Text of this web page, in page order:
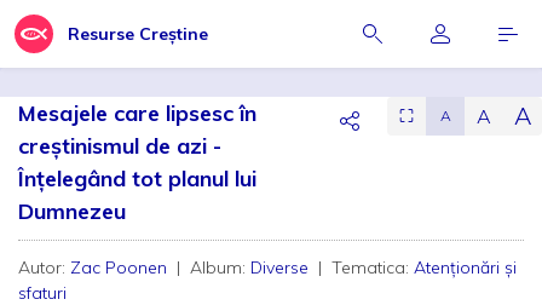
Resurse Creștine
Mesajele care lipsesc în
creştinismul de azi -
Înţelegând tot planul lui
Dumnezeu
⛶ A A A
Autor: Zac Poonen | Album: Diverse | Tematica: Atenționări și
sfaturi